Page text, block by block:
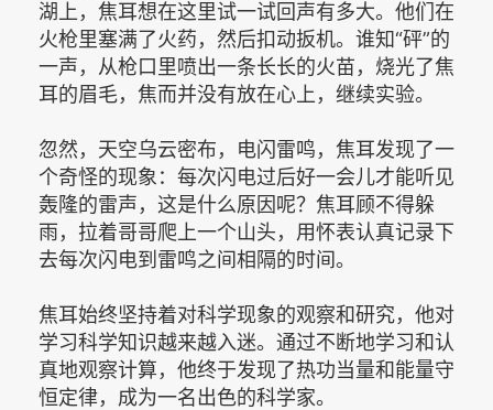
湖上，焦耳想在这里试一试回声有多大。他们在
火枪里塞满了火药，然后扣动扳机。谁知“砰”的
一声，从枪口里喷出一条长长的火苗，烧光了焦
耳的眉毛，焦而并没有放在心上，继续实验。
忽然，天空乌云密布，电闪雷鸣，焦耳发现了一
个奇怪的现象：每次闪电过后好一会儿才能听见
轰隆的雷声，这是什么原因呢？焦耳顾不得躲
雨，拉着哥哥爬上一个山头，用怀表认真记录下
去每次闪电到雷鸣之间相隔的时间。
焦耳始终坚持着对科学现象的观察和研究，他对
学习科学知识越来越入迷。通过不断地学习和认
真地观察计算，他终于发现了热功当量和能量守
恒定律，成为一名出色的科学家。